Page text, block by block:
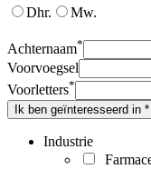
Dhr. Mw.
Achternaam*
Voorvoegsel
Voorletters*
Ik ben geïnteresseerd in *
Industrie